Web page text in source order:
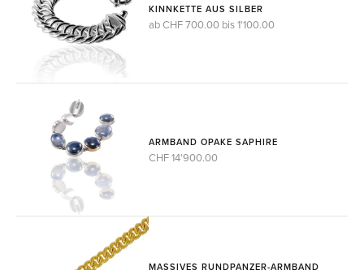
KINNKETTE AUS SILBER
ab CHF 700.00 bis 1'100.00
ARMBAND OPAKE SAPHIRE
CHF 14'900.00
MASSIVES RUNDPANZER-ARMBAND